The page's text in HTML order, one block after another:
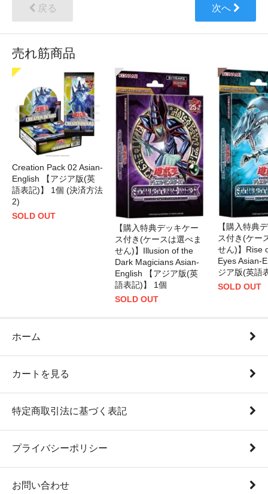
戻る 次へ
売れ筋商品
Creation Pack 02 Asian-
English 【アジア版(英
語表記)】 1個 (決済方法
2)
SOLD OUT
【購入特典デッキケー
ス付き(ケースは選べま
せん)】Illusion of the
Dark Magicians Asian-
English 【アジア版(英
語表記)】 1個
SOLD OUT
【購入特典
ス付き(ケー
せん)】Rise
Eyes Asian-
ジア版(英語
SOLD OUT
ホーム
カートを見る
特定商取引法に基づく表記
プライバシーポリシー
お問い合わせ